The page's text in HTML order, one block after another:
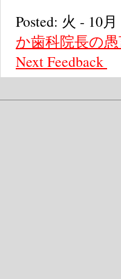
Posted: 火 - 10
か歯科院長の
NextFeedback